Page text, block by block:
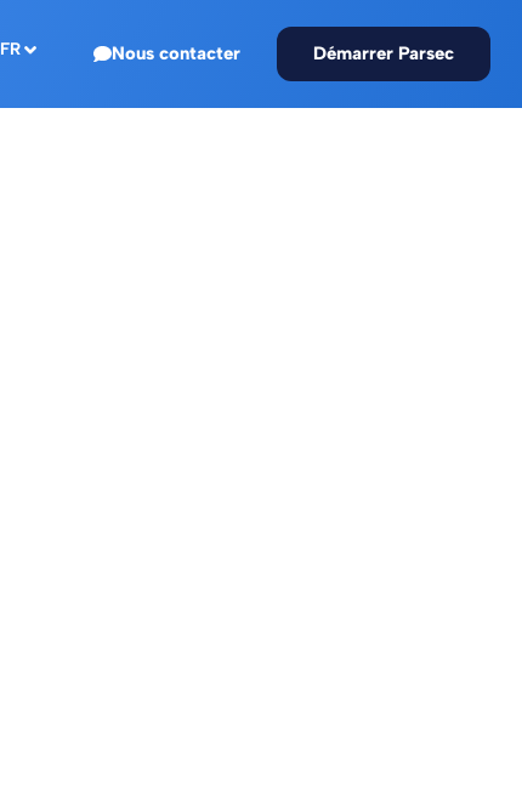
FR Nous contacter Démarrer Parsec